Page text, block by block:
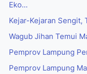
Eko...
Kejar-Kejaran Sengit,
Wagub Jihan Temui
Pemprov Lampung
Pemprov Lampung